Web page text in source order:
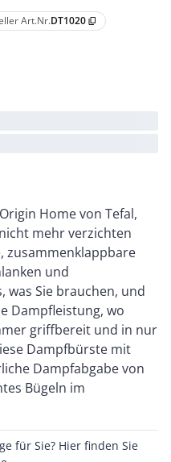
Art.Nr.DT1020 content_copy
Home von Tefal,
mehr verzichten
zusammenklappbare
und
was Sie brauchen, und
Dampfleistung, wo
griffbereit und in nur
Dampfbürste mit
Dampfabgabe von
Bügeln im
für Sie? Hier finden Sie